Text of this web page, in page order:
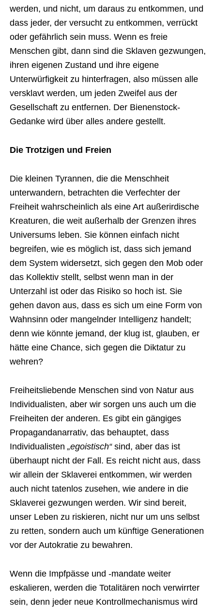
werden, und nicht, um daraus zu entkommen, und
dass jeder, der versucht zu entkommen, verrückt
oder gefährlich sein muss. Wenn es freie
Menschen gibt, dann sind die Sklaven gezwungen,
ihren eigenen Zustand und ihre eigene
Unterwürfigkeit zu hinterfragen, also müssen alle
versklavt werden, um jeden Zweifel aus der
Gesellschaft zu entfernen. Der Bienenstock-
Gedanke wird über alles andere gestellt.
Die Trotzigen und Freien
Die kleinen Tyrannen, die die Menschheit
unterwandern, betrachten die Verfechter der
Freiheit wahrscheinlich als eine Art außerirdische
Kreaturen, die weit außerhalb der Grenzen ihres
Universums leben. Sie können einfach nicht
begreifen, wie es möglich ist, dass sich jemand
dem System widersetzt, sich gegen den Mob oder
das Kollektiv stellt, selbst wenn man in der
Unterzahl ist oder das Risiko so hoch ist. Sie
gehen davon aus, dass es sich um eine Form von
Wahnsinn oder mangelnder Intelligenz handelt;
denn wie könnte jemand, der klug ist, glauben, er
hätte eine Chance, sich gegen die Diktatur zu
wehren?
Freiheitsliebende Menschen sind von Natur aus
Individualisten, aber wir sorgen uns auch um die
Freiheiten der anderen. Es gibt ein gängiges
Propagandanarrativ, das behauptet, dass
Individualisten „egoistisch“sind, aber das ist
überhaupt nicht der Fall. Es reicht nicht aus, dass
wir allein der Sklaverei entkommen, wir werden
auch nicht tatenlos zusehen, wie andere in die
Sklaverei gezwungen werden. Wir sind bereit,
unser Leben zu riskieren, nicht nur um uns selbst
zu retten, sondern auch um künftige Generationen
vor der Autokratie zu bewahren.
Wenn die Impfpässe und -mandate weiter
eskalieren, werden die Totalitären noch verwirrter
sein, denn jeder neue Kontrollmechanismus wird